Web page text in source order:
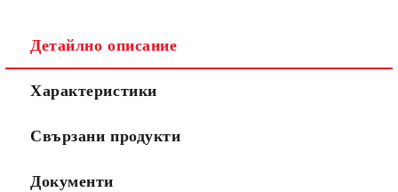
Детайлно описание
Характеристики
Свързани продукти
Документи